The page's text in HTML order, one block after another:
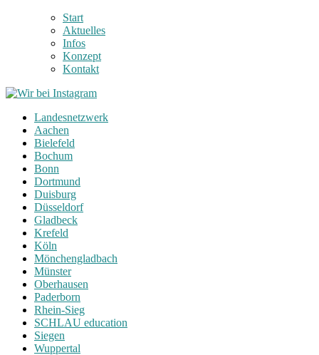
Start
Aktuelles
Infos
Konzept
Kontakt
Landesnetzwerk
Aachen
Bielefeld
Bochum
Bonn
Dortmund
Duisburg
Düsseldorf
Gladbeck
Krefeld
Köln
Mönchengladbach
Münster
Oberhausen
Paderborn
Rhein-Sieg
SCHLAU education
Siegen
Wuppertal